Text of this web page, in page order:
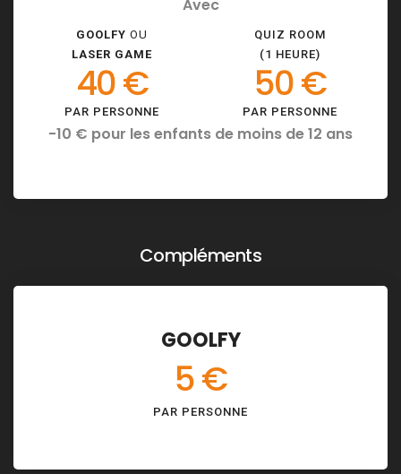
Avec
GOOLFY OU
LASER GAME
40 €
PAR PERSONNE
QUIZ ROOM
(1 HEURE)
50 €
PAR PERSONNE
-10 € pour les enfants de moins de 12 ans
Compléments
GOOLFY
5 €
PAR PERSONNE